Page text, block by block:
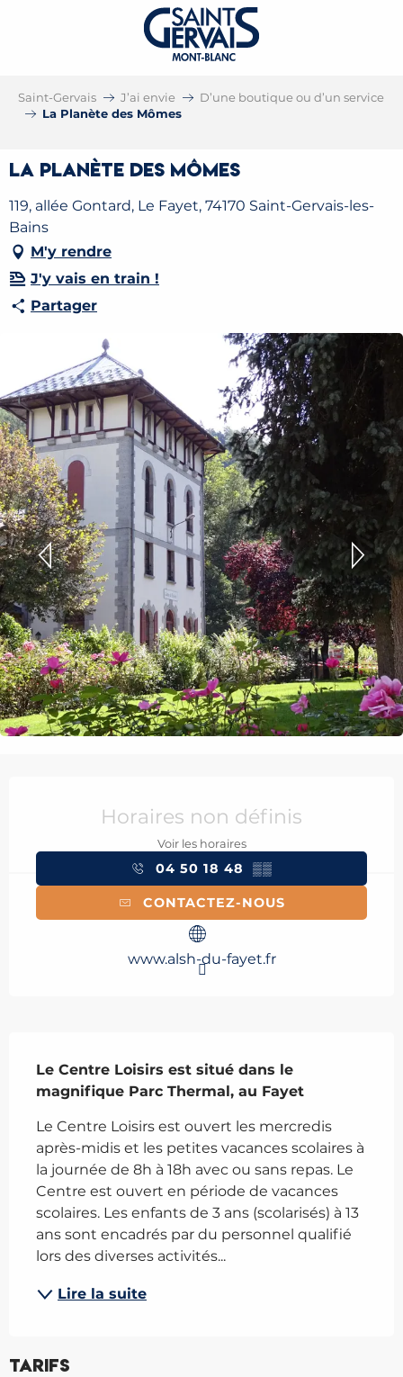
Saint-Gervais J’ai envie
D’une boutique ou d’un service
La Planète des Mômes
La Planète des Mômes
119, allée Gontard, Le Fayet, 74170 Saint-Gervais-les-
Bains
M'y rendre
J'y vais en train !
Partager
Horaires non définis
Voir les horaires
04 50 18 48 ▒▒
CONTACTEZ-NOUS
www.alsh-du-fayet.fr
Le Centre Loisirs est situé dans le
magnifique Parc Thermal, au Fayet
Le Centre Loisirs est ouvert les mercredis
après-midis et les petites vacances scolaires à
la journée de 8h à 18h avec ou sans repas. Le
Centre est ouvert en période de vacances
scolaires. Les enfants de 3 ans (scolarisés) à 13
ans sont encadrés par du personnel qualifié
lors des diverses activités...
Lire la suite
Tarifs